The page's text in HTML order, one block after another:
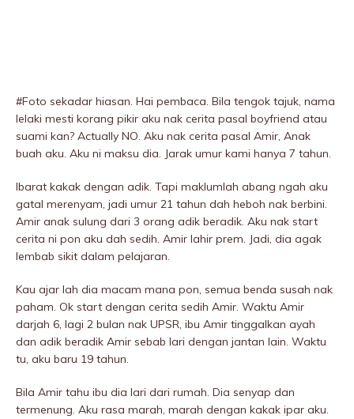
#Foto sekadar hiasan. Hai pembaca. Bila tengok tajuk, nama
lelaki mesti korang pikir aku nak cerita pasal boyfriend atau
suami kan? Actually NO. Aku nak cerita pasal Amir, Anak
buah aku. Aku ni maksu dia. Jarak umur kami hanya 7 tahun.
Ibarat kakak dengan adik. Tapi maklumlah abang ngah aku
gatal merenyam, jadi umur 21 tahun dah heboh nak berbini.
Amir anak sulung dari 3 orang adik beradik. Aku nak start
cerita ni pon aku dah sedih. Amir lahir prem. Jadi, dia agak
lembab sikit dalam pelajaran.
Kau ajar lah dia macam mana pon, semua benda susah nak
paham. Ok start dengan cerita sedih Amir. Waktu Amir
darjah 6, lagi 2 bulan nak UPSR, ibu Amir tinggalkan ayah
dan adik beradik Amir sebab lari dengan jantan lain. Waktu
tu, aku baru 19 tahun.
Bila Amir tahu ibu dia lari dari rumah. Dia senyap dan
termenung. Aku rasa marah, marah dengan kakak ipar aku.